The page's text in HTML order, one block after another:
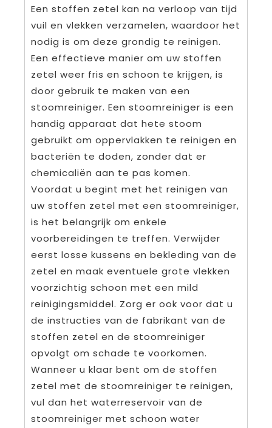
Een stoffen zetel kan na verloop van tijd
vuil en vlekken verzamelen, waardoor het
nodig is om deze grondig te reinigen.
Een effectieve manier om uw stoffen
zetel weer fris en schoon te krijgen, is
door gebruik te maken van een
stoomreiniger. Een stoomreiniger is een
handig apparaat dat hete stoom
gebruikt om oppervlakken te reinigen en
bacteriën te doden, zonder dat er
chemicaliën aan te pas komen.
Voordat u begint met het reinigen van
uw stoffen zetel met een stoomreiniger,
is het belangrijk om enkele
voorbereidingen te treffen. Verwijder
eerst losse kussens en bekleding van de
zetel en maak eventuele grote vlekken
voorzichtig schoon met een mild
reinigingsmiddel. Zorg er ook voor dat u
de instructies van de fabrikant van de
stoffen zetel en de stoomreiniger
opvolgt om schade te voorkomen.
Wanneer u klaar bent om de stoffen
zetel met de stoomreiniger te reinigen,
vul dan het waterreservoir van de
stoomreiniger met schoon water